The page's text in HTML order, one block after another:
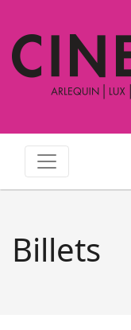
Billets